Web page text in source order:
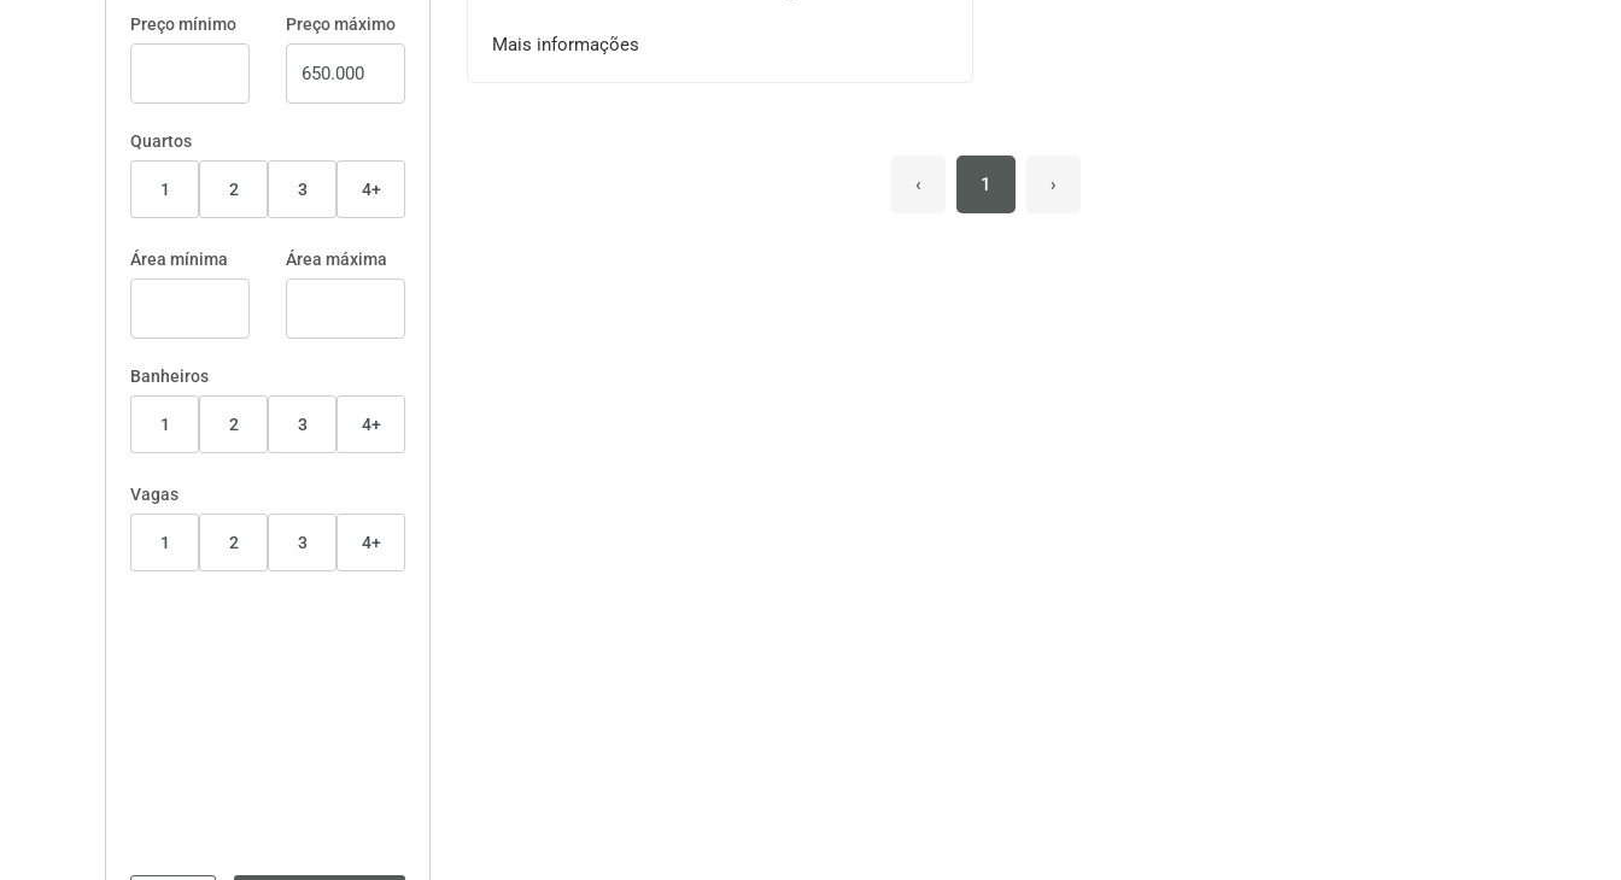
Preço mínimo Preço máximo
Quartos
1 2 3 4+
Área mínima Área máxima
Banheiros
1 2 3 4+
Vagas
1 2 3 4+
Mais informações
‹ 1 ›